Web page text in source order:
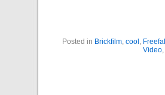
Posted in Brickfilm, cool , Freefall
Video,